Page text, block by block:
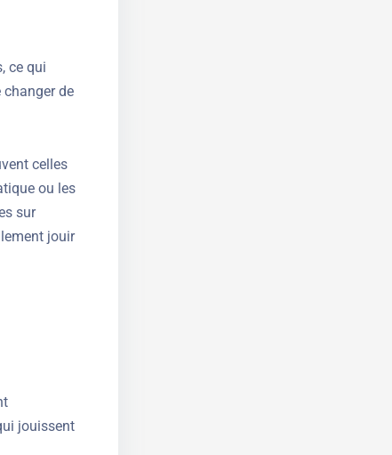
ce qui
changer de
celles
ou les
sur
jouir
jouissent